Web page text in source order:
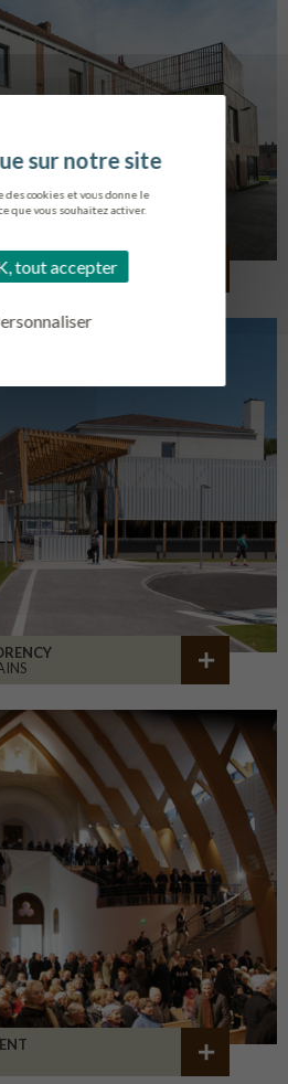
cookies et vous donne le
que vous souhaitez activer.
tout accepter